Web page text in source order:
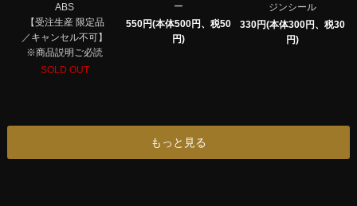
ABS
【受注生産 限定品
／キャンセル不可】
※商品説明ご必読
SOLD OUT
ー
550円(本体500円、税50
円)
ジンシール
330円(本体300円、税30
円)
もっと見る